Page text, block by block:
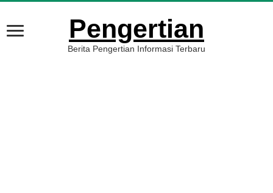
Pengertian
Berita Pengertian Informasi Terbaru